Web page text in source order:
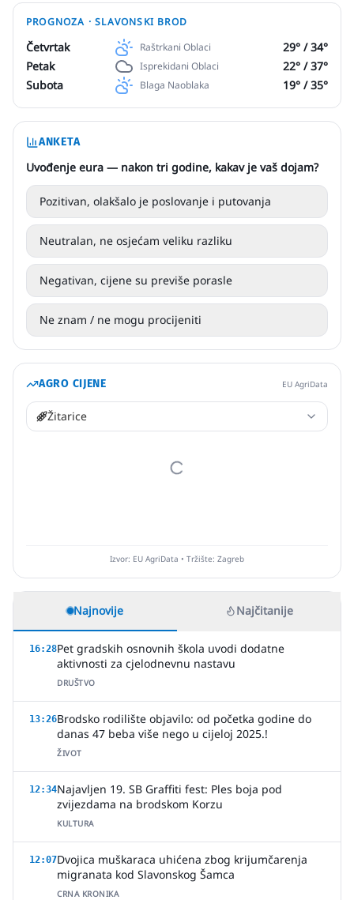
PROGNOZA ·SLAVONSKI BROD
Četvrtak Raštrkani Oblaci 29° /34°
Petak
Isprekidani Oblaci 22° /37°
Subota
Blaga Naoblaka 19° /35°
ANKETA
Uvođenje eura — nakon tri godine, kakav je vaš dojam?
Pozitivan, olakšalo je poslovanje i putovanja
Neutralan, ne osjećam veliku razliku
Negativan, cijene su previše porasle
Ne znam / ne mogu procijeniti
AGRO CIJENE EU AgriData
Žitarice
Izvor: EU AgriData • Tržište: Zagreb
Najnovije Najčitanije
16:28Pet gradskih osnovnih škola uvodi dodatne
aktivnosti za cjelodnevnu nastavu
DRUŠTVO
13:26Brodsko rodilište objavilo: od početka godine do
danas 47 beba više nego u cijeloj 2025.!
ŽIVOT
12:34Najavljen 19. SB Graffiti fest: Ples boja pod
zvijezdama na brodskom Korzu
KULTURA
12:07Dvojica muškaraca uhićena zbog krijumčarenja
migranata kod Slavonskog Šamca
CRNA KRONIKA